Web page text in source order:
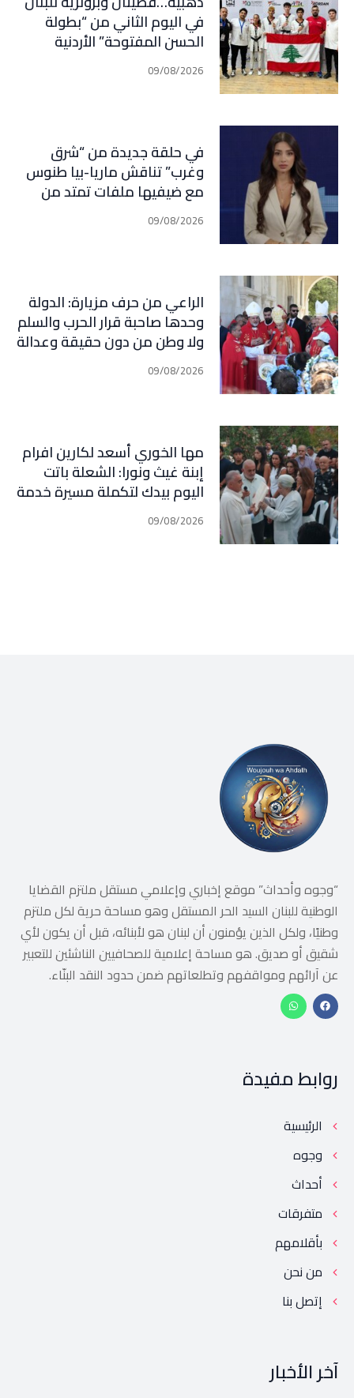
في اليوم الثاني من “بطولة
الحسن المفتوحة” الأردنية
بالتايكواندو
09/08/2026
في حلقة جديدة من “شرق
وغرب” تناقش ماريا-بيا طنوس
مع ضيفيها ملفات تمتد من
لبنان وإيران إلى إسبانيا
والمغرب: مفاوضات، صراع نفوذ،
09/08/2026
الراعي من حرف مزيارة: الدولة
وحدها صاحبة قرار الحرب والسلم
ولا وطن من دون حقيقة وعدالة
ومحاسبة
09/08/2026
مها الخوري أسعد لكارين افرام
إبنة غيث ونورا: الشعلة باتت
اليوم بيدك لتكملة مسيرة خدمة
الوطن وأهلنا في قرطبا وبلاد
جبيل
09/08/2026
“وجوه وأحداث” موقع إخباري وإعلامي مستقل ملتزم القضايا
الوطنية للبنان السيد الحر المستقل وهو مساحة حرية لكل ملتزم
وطنيًا، ولكل الذين يؤمنون أن لبنان هو لأبنائه، قبل أن يكون لأي
شقيق أو صديق. هو مساحة إعلامية للصحافيين الناشئين للتعبير
عن آرائهم ومواقفهم وتطلعاتهم ضمن حدود النقد البنّاء.
روابط مفيدة
الرئيسية
وجوه
أحداث
متفرقات
بأقلامهم
من نحن
إتصل بنا
آخر الأخبار